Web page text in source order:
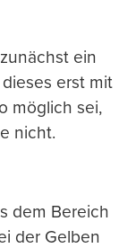
ein
erst mit
möglich sei,
nicht.
dem Bereich
der Gelben